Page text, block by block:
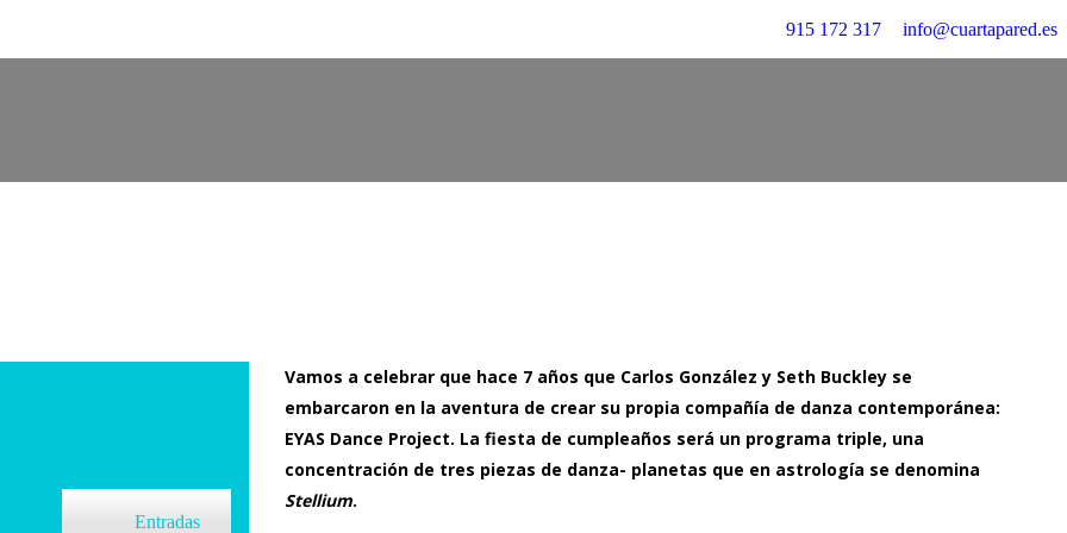
915 172 317 info@cuartapared.es
Entradas
Vamos a celebrar que hace 7 años que Carlos González y Seth Buckley se
embarcaron en la aventura de crear su propia compañía de danza contemporánea:
EYAS Dance Project. La fiesta de cumpleaños será un programa triple, una
concentración de tres piezas de danza- planetas que en astrología se denomina
Stellium.